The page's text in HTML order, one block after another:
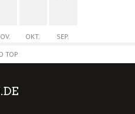
OKT.
SEP.
TOP